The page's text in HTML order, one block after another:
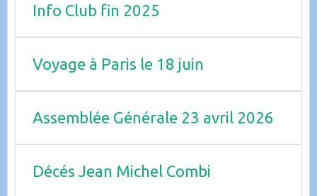
Info Club fin 2025
Voyage à Paris le 18 juin
Assemblée Générale 23 avril 2026
Décés Jean Michel Combi